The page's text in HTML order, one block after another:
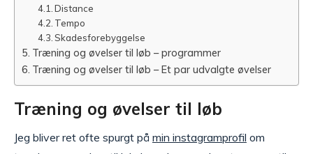
Distance
Tempo
Skadesforebyggelse
Træning og øvelser til løb – programmer
Træning og øvelser til løb – Et par udvalgte øvelser
Træning og øvelser til løb
Jeg bliver ret ofte spurgt på min instagramprofil om